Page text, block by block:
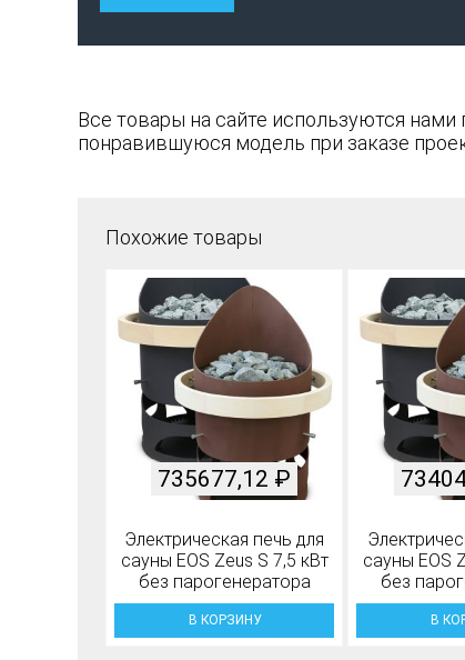
Все товары на сайте используются нами
понравившуюся модель при заказе
Похожие товары
Электрическая печь для
сауны EOS Zeus S 7,5 кВт
без парогенератора
735677,12 ₽
В КОРЗИНУ
сауны EOS
без
В